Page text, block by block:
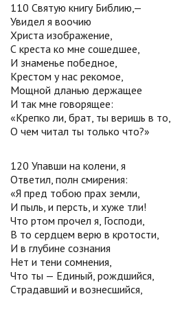
110 Святую книгу Библию,—
Увидел я воочию
Христа изображение,
С креста ко мне сошедшее,
И знаменье победное,
Крестом у нас рекомое,
Мощной дланью держащее
И так мне говорящее:
«Крепко ли, брат, ты веришь в то,
О чем читал ты только что?»
120 Упавши на колени, я
Ответил, полн смирения:
«Я пред тобою прах земли,
И пыль, и персть, и хуже тли!
Что ртом прочел я, Господи,
В то сердцем верю в кротости,
И в глубине сознания
Нет и тени сомнения,
Что ты — Единый, рождшийся,
Страдавший и вознесшийся,